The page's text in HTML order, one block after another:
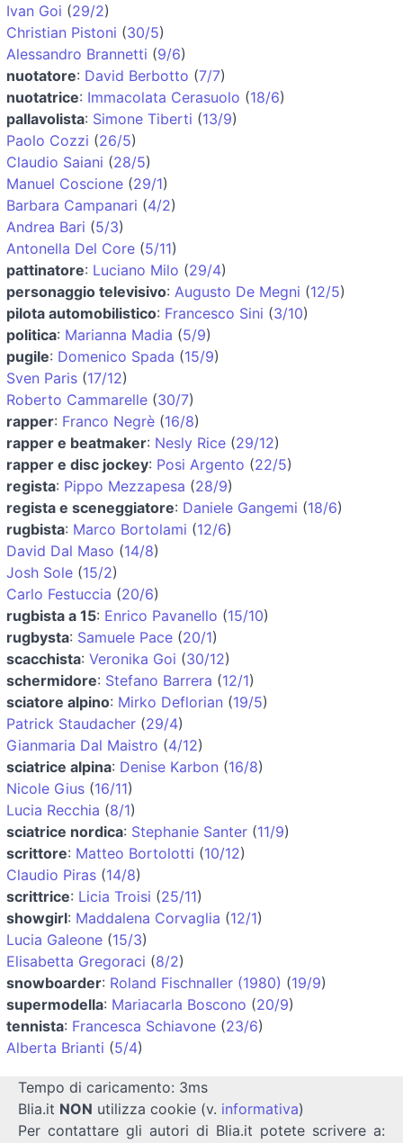
Ivan Goi (29/2)
Christian Pistoni (30/5)
Alessandro Brannetti (9/6)
nuotatore: David Berbotto (7/7)
nuotatrice: Immacolata Cerasuolo (18/6)
pallavolista: Simone Tiberti (13/9)
Paolo Cozzi (26/5)
Claudio Saiani (28/5)
Manuel Coscione (29/1)
Barbara Campanari (4/2)
Andrea Bari (5/3)
Antonella Del Core (5/11)
pattinatore: Luciano Milo (29/4)
personaggio televisivo: Augusto De Megni (12/5)
pilota automobilistico: Francesco Sini (3/10)
politica: Marianna Madia (5/9)
pugile: Domenico Spada (15/9)
Sven Paris (17/12)
Roberto Cammarelle (30/7)
rapper: Franco Negrè (16/8)
rapper e beatmaker: Nesly Rice (29/12)
rapper e disc jockey: Posi Argento (22/5)
regista: Pippo Mezzapesa (28/9)
regista e sceneggiatore: Daniele Gangemi (18/6)
rugbista: Marco Bortolami (12/6)
David Dal Maso (14/8)
Josh Sole (15/2)
Carlo Festuccia (20/6)
rugbista a 15: Enrico Pavanello (15/10)
rugbysta: Samuele Pace (20/1)
scacchista: Veronika Goi (30/12)
schermidore: Stefano Barrera (12/1)
sciatore alpino: Mirko Deflorian (19/5)
Patrick Staudacher (29/4)
Gianmaria Dal Maistro (4/12)
sciatrice alpina: Denise Karbon (16/8)
Nicole Gius (16/11)
Lucia Recchia (8/1)
sciatrice nordica: Stephanie Santer (11/9)
scrittore: Matteo Bortolotti (10/12)
Claudio Piras (14/8)
scrittrice: Licia Troisi (25/11)
showgirl: Maddalena Corvaglia (12/1)
Lucia Galeone (15/3)
Elisabetta Gregoraci (8/2)
snowboarder: Roland Fischnaller (1980) (19/9)
supermodella: Mariacarla Boscono (20/9)
tennista: Francesca Schiavone (23/6)
Alberta Brianti (5/4)
Tempo di caricamento: 3ms
Blia.it NON utilizza cookie (v. informativa)
Per contattare gli autori di Blia.it potete scrivere a: